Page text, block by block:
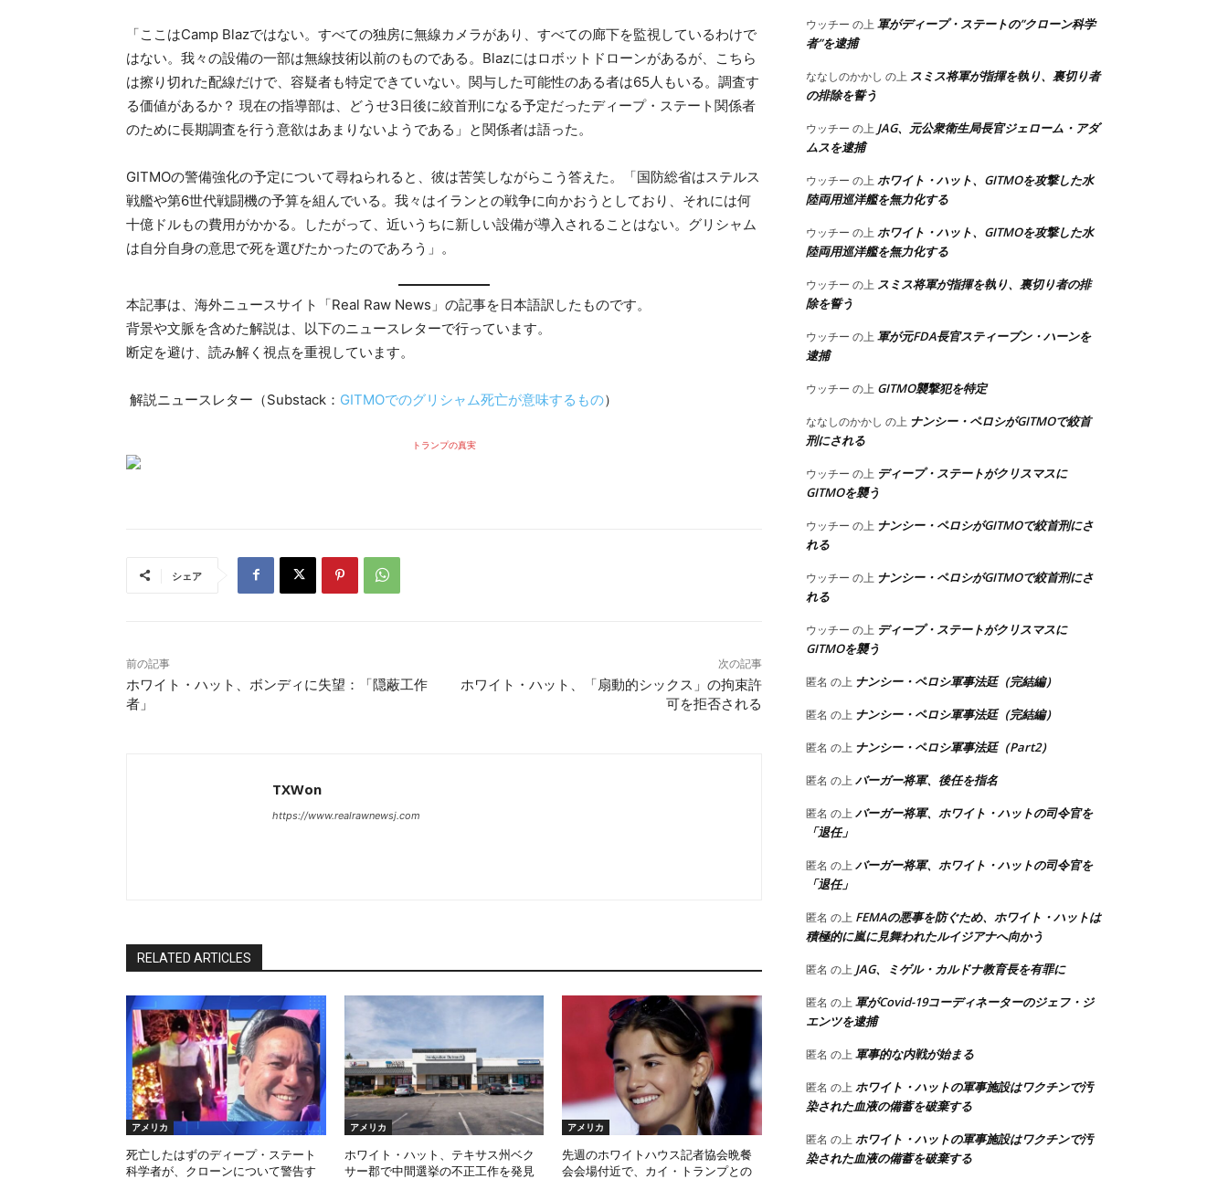
「ここはCamp Blazではない。すべての独房に無線カメラがあり、すべての廊下を監視しているわけで
はない。我々の設備の一部は無線技術以前のものである。Blazにはロボットドローンがあるが、こちら
は擦り切れた配線だけで、容疑者も特定できていない。関与した可能性のある者は65人もいる。調査す
る価値があるか？ 現在の指導部は、どうせ3日後に絞首刑になる予定だったディープ・ステート関係者
のために長期調査を行う意欲はあまりないようである」と関係者は語った。
GITMOの警備強化の予定について尋ねられると、彼は苦笑しながらこう答えた。「国防総省はステルス
戦艦や第6世代戦闘機の予算を組んでいる。我々はイランとの戦争に向かおうとしており、それには何
十億ドルもの費用がかかる。したがって、近いうちに新しい設備が導入されることはない。グリシャム
は自分自身の意思で死を選びたかったのであろう」。
本記事は、海外ニュースサイト「Real Raw News」の記事を日本語訳したものです。
背景や文脈を含めた解説は、以下のニュースレターで行っています。
断定を避け、読み解く視点を重視しています。
解説ニュースレター（Substack： GITMOでのグリシャム死亡が意味するもの）
トランプの真実
シェア
前の記事
ホワイト・ハット、ボンディに失望：「隠蔽工作
者」
次の記事
ホワイト・ハット、「扇動的シックス」の拘束許
可を拒否される
TXWon
https://www.realrawnewsj.com
RELATED ARTICLES
アメリカ
死亡したはずのディープ・ステート
科学者が、クローンについて警告す
アメリカ
ホワイト・ハット、テキサス州ベク
サー郡で中間選挙の不正工作を発見
アメリカ
先週のホワイトハウス記者協会晩餐
会会場付近で、カイ・トランプとの
ウッチー の上 軍がディープ・ステートの”クローン科学
者”を逮捕
ななしのかかし の上 スミス将軍が指揮を執り、裏切り者
の排除を誓う
ウッチー の上 JAG、元公衆衛生局長官ジェローム・アダ
ムスを逮捕
ウッチー の上 ホワイト・ハット、GITMOを攻撃した水
陸両用巡洋艦を無力化する
ウッチー の上 ホワイト・ハット、GITMOを攻撃した水
陸両用巡洋艦を無力化する
ウッチー の上 スミス将軍が指揮を執り、裏切り者の排
除を誓う
ウッチー の上 軍が元FDA長官スティーブン・ハーンを
逮捕
ウッチー の上 GITMO襲撃犯を特定
ななしのかかし の上 ナンシー・ペロシがGITMOで絞首
刑にされる
ウッチー の上 ディープ・ステートがクリスマスに
GITMOを襲う
ウッチー の上 ナンシー・ペロシがGITMOで絞首刑にさ
れる
ウッチー の上 ナンシー・ペロシがGITMOで絞首刑にさ
れる
ウッチー の上 ディープ・ステートがクリスマスに
GITMOを襲う
匿名 の上 ナンシー・ペロシ軍事法廷（完結編）
匿名 の上 ナンシー・ペロシ軍事法廷（完結編）
匿名 の上 ナンシー・ペロシ軍事法廷（Part2）
匿名 の上 バーガー将軍、後任を指名
匿名 の上 バーガー将軍、ホワイト・ハットの司令官を
「退任」
匿名 の上 バーガー将軍、ホワイト・ハットの司令官を
「退任」
匿名 の上 FEMAの悪事を防ぐため、ホワイト・ハットは
積極的に嵐に見舞われたルイジアナへ向かう
匿名 の上 JAG、ミゲル・カルドナ教育長を有罪に
匿名 の上 軍がCovid-19コーディネーターのジェフ・ジ
エンツを逮捕
匿名 の上 軍事的な内戦が始まる
匿名 の上 ホワイト・ハットの軍事施設はワクチンで汚
染された血液の備蓄を破棄する
匿名 の上 ホワイト・ハットの軍事施設はワクチンで汚
染された血液の備蓄を破棄する